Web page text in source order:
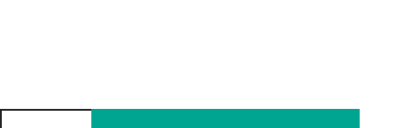
Yatak